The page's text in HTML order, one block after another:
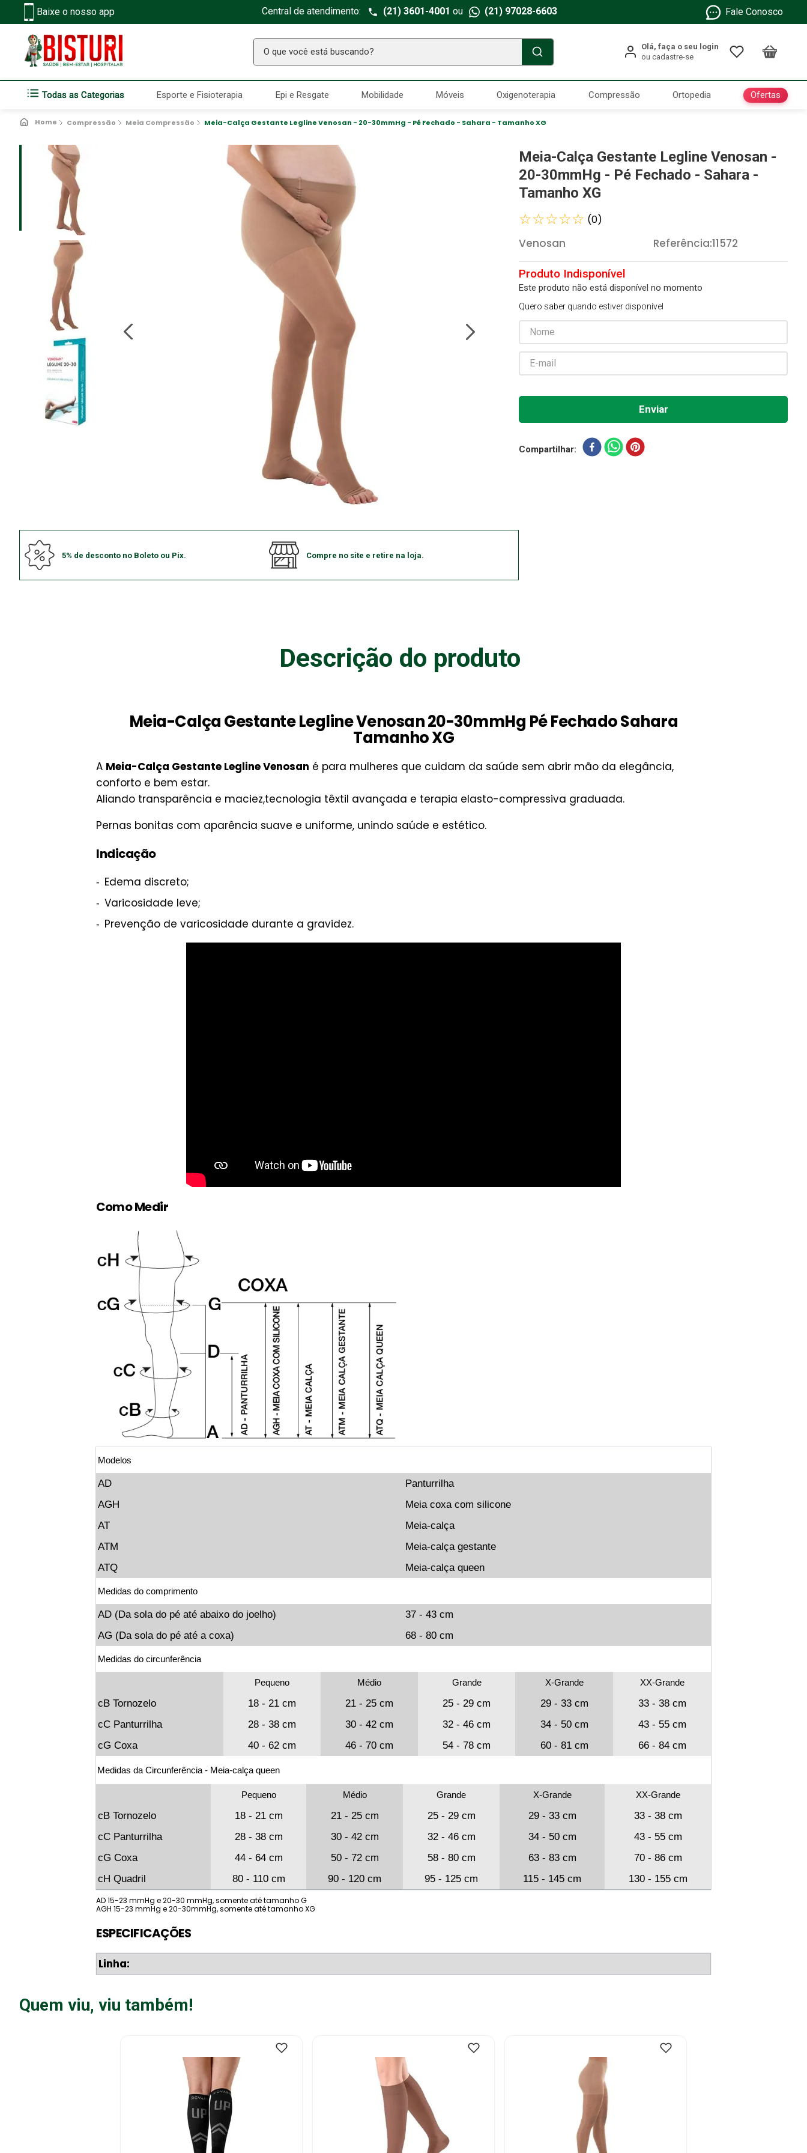
Baixe o nosso app Central de atendimento: (21) 3601-4001 ou (21) 97028-6603 Fale Conosco
O que você está buscando?
Todas as Categorias Esporte e Fisioterapia Epi e Resgate Mobilidade Móveis Oxigenoterapia Compressão Ortopedia Ofertas
Compressão Meia Compressão Meia-Calça Gestante Legline Venosan - 20-30mmHg - Pé Fechado - Sahara - Tamanho XG
5% de desconto no Boleto ou Pix. Compre no site e retire na loja.
Meia-Calça Gestante Legline Venosan -
20-30mmHg - Pé Fechado - Sahara -
Tamanho XG
☆☆☆☆☆ (0)
Venosan Referência:11572
Este produto não está disponível no momento
Quero saber quando estiver disponível
Compartilhar
Descrição do produto
Meia-Calça Gestante Legline Venosan 20-30mmHg Pé Fechado Sahara
Tamanho XG
A Meia-Calça Gestante Legline Venosan é para mulheres que cuidam da saúde sem abrir mão da elegância,
conforto e bem estar.
Aliando transparência e maciez,tecnologia têxtil avançada e terapia elasto-compressiva graduada.
Pernas bonitas com aparência suave e uniforme, unindo saúde e estético.
Indicação
Edema discreto;
Varicosidade leve;
Prevenção de varicosidade durante a gravidez.
Como Medir
Modelos
AD
Panturrilha
AGH
Meia coxa com silicone
AT
Meia-calça
ATM
Meia-calça gestante
ATQ
Meia-calça queen
Medidas do comprimento
AD (Da sola do pé até abaixo do joelho)
37 - 43 cm
AG (Da sola do pé até a coxa)
68 - 80 cm
Medidas do circunferência
Pequeno Médio Grande X-Grande XX-Grande
cB Tornozelo 18 - 21 cm 21 - 25 cm 25 - 29 cm 29 - 33 cm
33 - 38 cm
cC Panturrilha
28 - 38 cm 30 - 42 cm 32 - 46 cm 34 - 50 cm
43 - 55 cm
cG Coxa
40 - 62 cm 46 - 70 cm 54 - 78 cm 60 - 81 cm 66 - 84 cm
Medidas da Circunferência - Meia-calça queen
Pequeno Médio Grande X-Grande XX-Grande
cB Tornozelo 18 - 21 cm 21 - 25 cm 25 - 29 cm 29 - 33 cm
33 - 38 cm
cC Panturrilha
28 - 38 cm 30 - 42 cm 32 - 46 cm 34 - 50 cm
43 - 55 cm
cG Coxa
44 - 64 cm 50 - 72 cm 58 - 80 cm 63 - 83 cm
70 - 86 cm
cH Quadril
80 - 110 cm 90 - 120 cm 95 - 125 cm 115 - 145 cm 130 - 155 cm
AD 15-23 mmHg e 20-30 mmHg, somente até tamanho G
AGH 15-23 mmHg e 20-30mmHg, somente até tamanho XG
ESPECIFICAÇÕES
Linha:
Quem viu, viu também!
TERMOS MAIS BUSCADOS
Seringa Insulina
2º Fralda Geriatrica
3º
Estetoscopio Littmann
Aparelho Pressão
6º Littmann
Absorvente Geriatrico
Gaze Esteril
Cadeira Banho
º Gaze